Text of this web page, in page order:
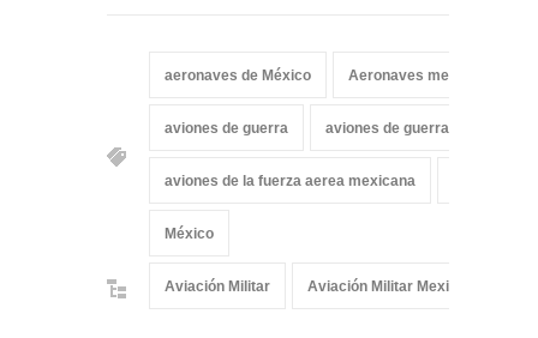
aeronaves de México Aeronaves mexicanas
aviones de guerra aviones de guerra de mexico
aviones de la fuerza aerea mexicana
México
Aviación Militar Aviación Militar Mexicana